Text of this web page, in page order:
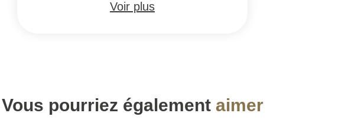
Voir plus
Vous pourriez également aimer